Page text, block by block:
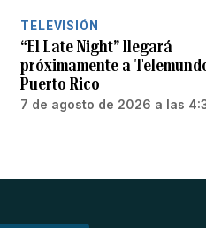
TELEVISIÓN
“El Late Night” llegará
próximamente a
Puerto Rico
7 de agosto de 2026 a las